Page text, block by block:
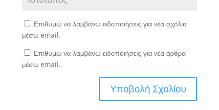
Επιθυμώ να λαμβάνω ειδοποιήσεις για νέα σχόλια
μέσω email.
Επιθυμώ να λαμβάνω ειδοποιήσεις για νέα άρθρα
μέσω email.